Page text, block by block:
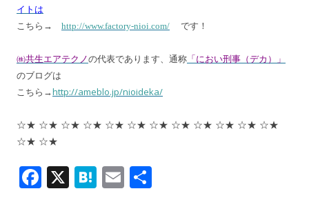
イトは
こちら→ http://www.factory-nioi.com/ です！
㈱共生エアテクノの代表であります、通称 「におい刑事（デカ）」
のブログは
こちら→http://ameblo.jp/nioideka/
☆★ ☆★ ☆★ ☆★ ☆★ ☆★ ☆★ ☆★ ☆★ ☆★ ☆★ ☆★
☆★ ☆★
F X H E